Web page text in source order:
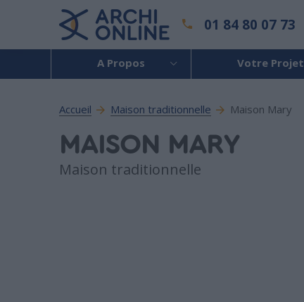
01 84 80 07 73
A Propos Votre Projet
Accueil Maison traditionnelle Maison Mary
MAISON MARY
Maison traditionnelle